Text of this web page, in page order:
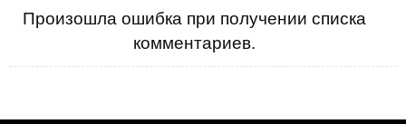
Произошла ошибка при получении списка
комментариев.